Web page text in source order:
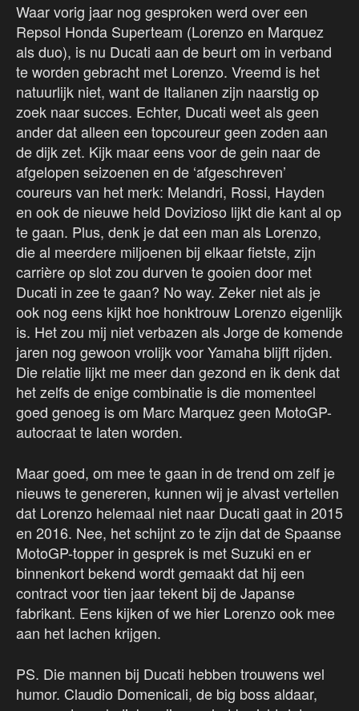
Waar vorig jaar nog gesproken werd over een
Repsol Honda Superteam (Lorenzo en Marquez
als duo), is nu Ducati aan de beurt om in verband
te worden gebracht met Lorenzo. Vreemd is het
natuurlijk niet, want de Italianen zijn naarstig op
zoek naar succes. Echter, Ducati weet als geen
ander dat alleen een topcoureur geen zoden aan
de dijk zet. Kijk maar eens voor de gein naar de
afgelopen seizoenen en de ‘afgeschreven’
coureurs van het merk: Melandri, Rossi, Hayden
en ook de nieuwe held Dovizioso lijkt die kant al op
te gaan. Plus, denk je dat een man als Lorenzo,
die al meerdere miljoenen bij elkaar fietste, zijn
carrière op slot zou durven te gooien door met
Ducati in zee te gaan? No way. Zeker niet als je
ook nog eens kijkt hoe honktrouw Lorenzo eigenlijk
is. Het zou mij niet verbazen als Jorge de komende
jaren nog gewoon vrolijk voor Yamaha blijft rijden.
Die relatie lijkt me meer dan gezond en ik denk dat
het zelfs de enige combinatie is die momenteel
goed genoeg is om Marc Marquez geen MotoGP-
autocraat te laten worden.
Maar goed, om mee te gaan in de trend om zelf je
nieuws te genereren, kunnen wij je alvast vertellen
dat Lorenzo helemaal niet naar Ducati gaat in 2015
en 2016. Nee, het schijnt zo te zijn dat de Spaanse
MotoGP-topper in gesprek is met Suzuki en er
binnenkort bekend wordt gemaakt dat hij een
contract voor tien jaar tekent bij de Japanse
fabrikant. Eens kijken of we hier Lorenzo ook mee
aan het lachen krijgen.
PS. Die mannen bij Ducati hebben trouwens wel
humor. Claudio Domenicali, de big boss aldaar,